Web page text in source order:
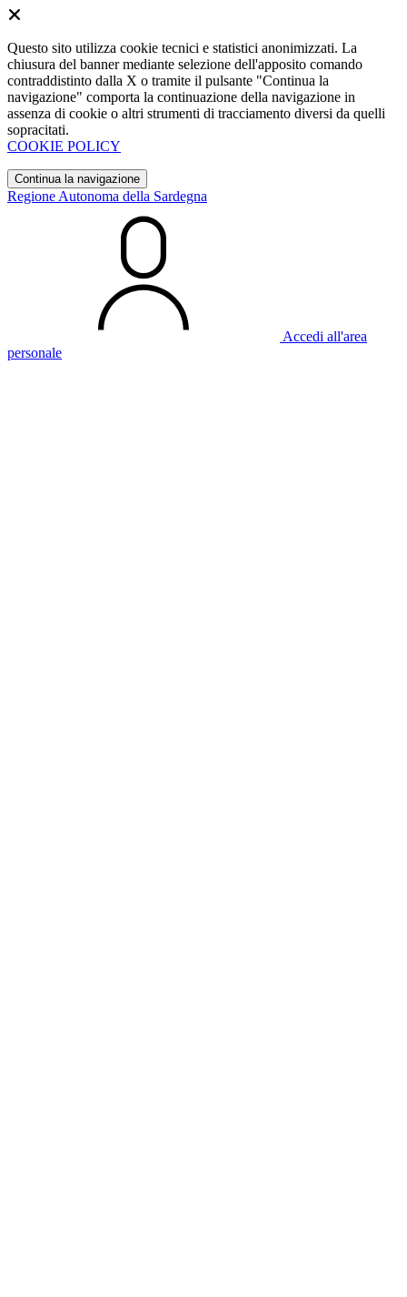
Questo sito utilizza cookie tecnici e statistici anonimizzati. La
chiusura del banner mediante selezione dell'apposito comando
contraddistinto dalla X o tramite il pulsante "Continua la
navigazione" comporta la continuazione della navigazione in
assenza di cookie o altri strumenti di tracciamento diversi da quelli
sopracitati.
COOKIE POLICY
Continua la navigazione
Regione Autonoma della Sardegna
Accedi all'area
personale